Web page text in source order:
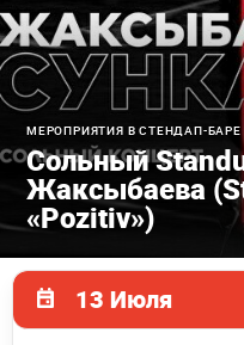
МЕРОПРИЯТИЯ В СТЕНДАП-БАРЕ
Сольный
Жаксыбаева
«Pozitiv»)
13 Июля